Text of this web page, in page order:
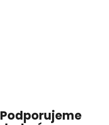
Podporujeme